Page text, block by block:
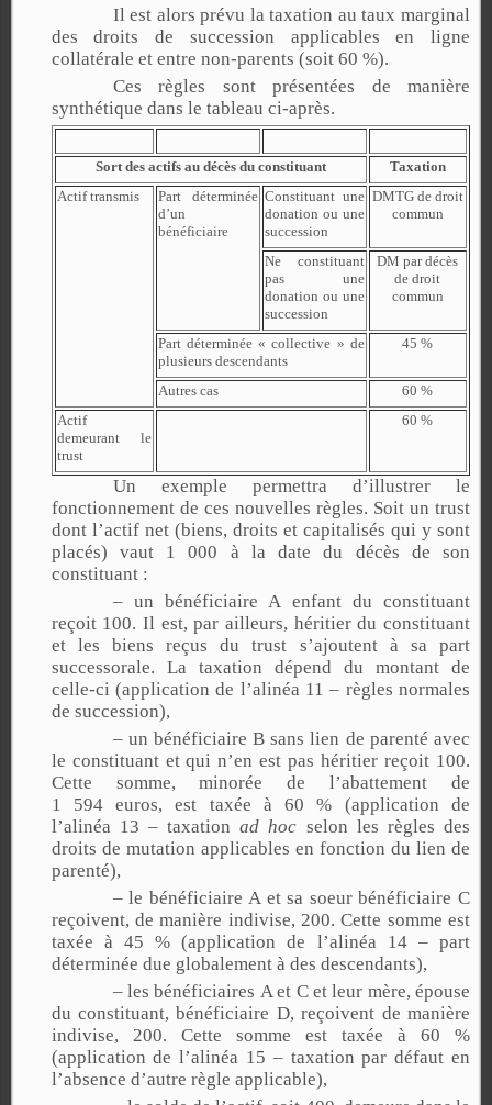
Il est alors prévu la taxation au taux marginal
des droits de succession applicables en ligne
collatérale et entre non-parents (soit 60 %).
Ces règles sont présentées de manière
synthétique dans le tableau ci-après.
Sort des actifs au décès du constituant
Taxation
Actif transmis
Part déterminée
d’un
bénéficiaire
Constituant une
donation ou une
succession
DMTG de droit
commun
Ne constituant
pas une
donation ou une
succession
DM par décès
de droit
commun
Part déterminée « collective » de
plusieurs descendants
45 %
Autres cas
60 %
Actif
demeurant le
trust
60 %
Un exemple permettra d’illustrer le
fonctionnement de ces nouvelles règles. Soit un trust
dont l’actif net (biens, droits et capitalisés qui y sont
placés) vaut 1 000 à la date du décès de son
constituant :
– un bénéficiaire A enfant du constituant
reçoit 100. Il est, par ailleurs, héritier du constituant
et les biens reçus du trust s’ajoutent à sa part
successorale. La taxation dépend du montant de
celle-ci (application de l’alinéa 11 – règles normales
de succession),
– un bénéficiaire B sans lien de parenté avec
le constituant et qui n’en est pas héritier reçoit 100.
Cette somme, minorée de l’abattement de
1 594 euros, est taxée à 60 % (application de
l’alinéa 13 – taxationad hoc selon les règles des
droits de mutation applicables en fonction du lien de
parenté),
– le bénéficiaire A et sa soeur bénéficiaire C
reçoivent, de manière indivise, 200. Cette somme est
taxée à 45 % (application de l’alinéa 14 – part
déterminée due globalement à des descendants),
– les bénéficiaires A et C et leur mère, épouse
du constituant, bénéficiaire D, reçoivent de manière
indivise, 200. Cette somme est taxée à 60 %
(application de l’alinéa 15 – taxation par défaut en
l’absence d’autre règle applicable),